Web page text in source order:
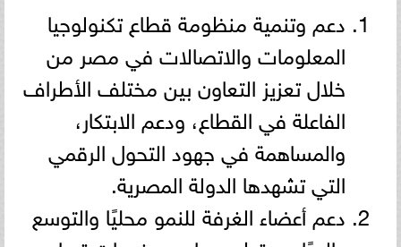
دعم وتنمية منظومة قطاع تكنولوجيا
المعلومات والاتصالات في مصر من
خلال تعزيز التعاون بين مختلف الأطراف
الفاعلة في القطاع، ودعم الابتكار،
والمساهمة في جهود التحول الرقمي
التي تشهدها الدولة المصرية.
دعم أعضاء الغرفة للنمو محليًا والتوسع